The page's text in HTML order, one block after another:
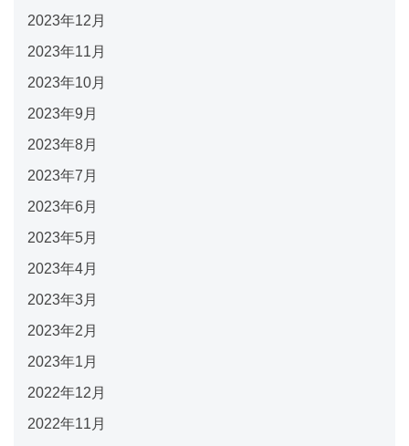
2023年12月
2023年11月
2023年10月
2023年9月
2023年8月
2023年7月
2023年6月
2023年5月
2023年4月
2023年3月
2023年2月
2023年1月
2022年12月
2022年11月